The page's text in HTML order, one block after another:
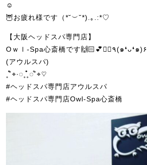
☺︎
🦉お疲れ様です（*˘︶˘*).｡.:*♡
【大阪ヘッドスパ専門店】
Oｗｌ-Spa心斎橋です🙌🏻💕💆‍♀️٩(๑❛ᴗ❛๑)۶
(アウルスパ)
˳˚̊̊⌖∙◌˳˳̊̊̊◌˚̊⌖♡
#ヘッドスパ専門店アウルスパ
#ヘッドスパ専門店Owl-Spa心斎橋